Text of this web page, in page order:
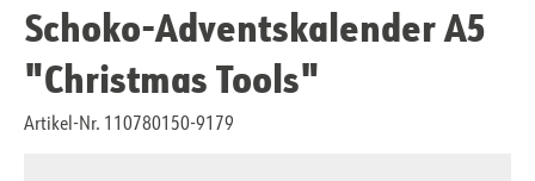
Schoko-Adventskalender A5
"Christmas Tools"
Artikel-Nr. 110780150-9179